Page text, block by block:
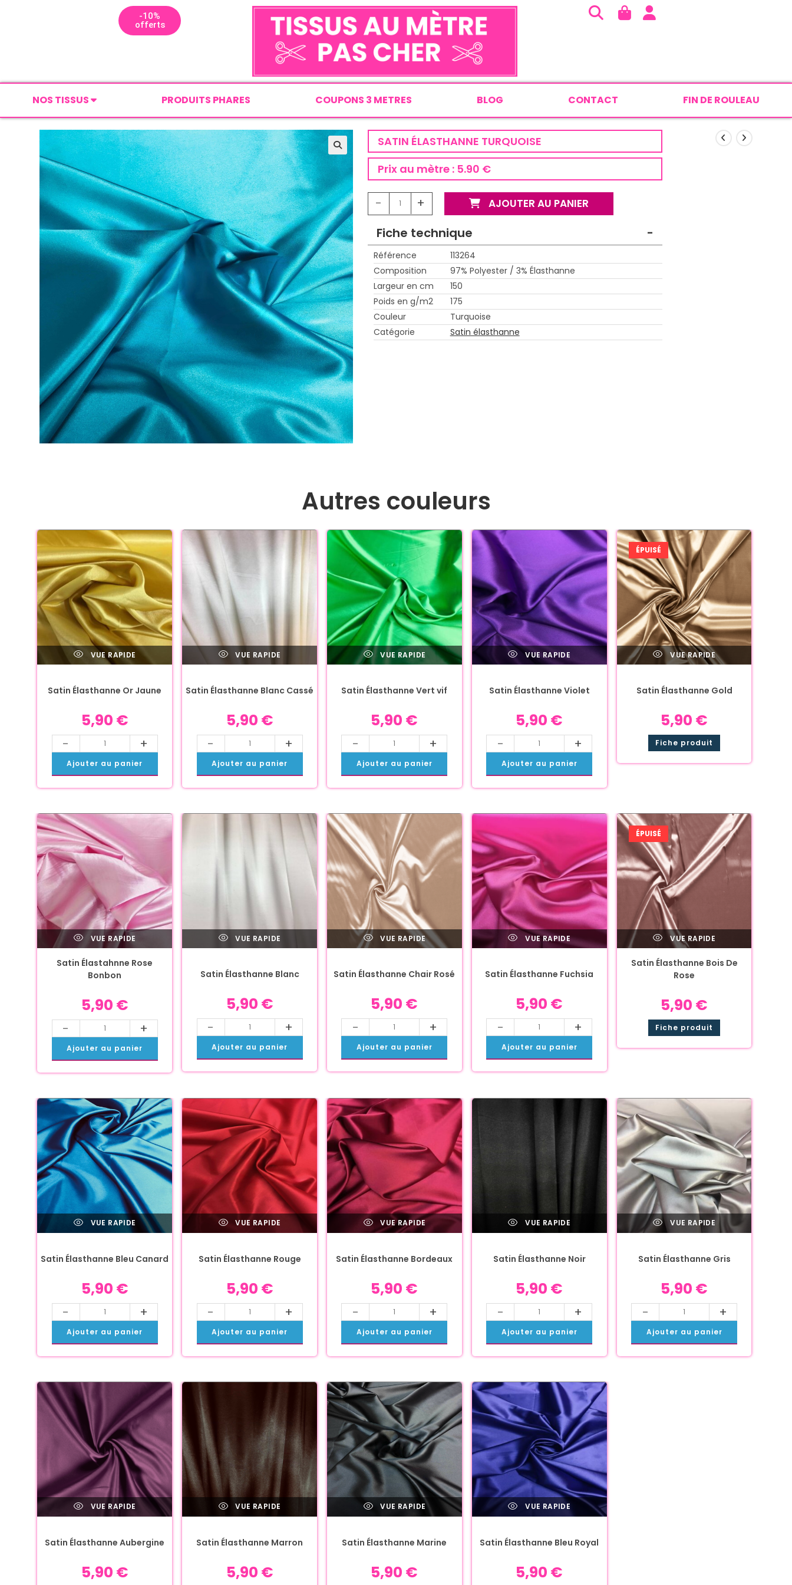
-10%
offerts
NOS TISSUS PRODUITS PHARES COUPONS 3 METRES BLOG CONTACT FIN DE ROULEAU
SATIN ÉLASTHANNE TURQUOISE
Prix au mètre : 5.90 €
- + AJOUTER AU PANIER
Fiche technique -
Référence
113264
Composition
97% Polyester / 3% Élasthanne
Largeur en cm
150
Poids en g/m2
175
Couleur
Turquoise
Catégorie
Satin élasthanne
Autres couleurs
VUE RAPIDE
Satin Élasthanne Or Jaune
5,90 €
- +
Ajouter au panier
VUE RAPIDE
Satin Élasthanne Blanc Cassé
5,90 €
- +
Ajouter au panier
VUE RAPIDE
Satin Élasthanne Vert vif
5,90 €
- +
Ajouter au panier
VUE RAPIDE
Satin Élasthanne Violet
5,90 €
- +
Ajouter au panier
ÉPUISÉ
VUE RAPIDE
Satin Élasthanne Gold
5,90 €
Fiche produit
VUE RAPIDE
Satin Élastahnne Rose
Bonbon
5,90 €
- +
Ajouter au panier
VUE RAPIDE
Satin Élasthanne Blanc
5,90 €
- +
Ajouter au panier
VUE RAPIDE
Satin Élasthanne Chair Rosé
5,90 €
- +
Ajouter au panier
VUE RAPIDE
Satin Élasthanne Fuchsia
5,90 €
- +
Ajouter au panier
ÉPUISÉ
VUE RAPIDE
Satin Élasthanne Bois De
Rose
5,90 €
Fiche produit
VUE RAPIDE
Satin Élasthanne Bleu Canard
5,90 €
- +
Ajouter au panier
VUE RAPIDE
Satin Élasthanne Rouge
5,90 €
- +
Ajouter au panier
VUE RAPIDE
Satin Élasthanne Bordeaux
5,90 €
- +
Ajouter au panier
VUE RAPIDE
Satin Élasthanne Noir
5,90 €
- +
Ajouter au panier
VUE RAPIDE
Satin Élasthanne Gris
5,90 €
- +
Ajouter au panier
VUE RAPIDE
Satin Élasthanne Aubergine
5,90 €
VUE RAPIDE
Satin Élasthanne Marron
5,90 €
VUE RAPIDE
Satin Élasthanne Marine
5,90 €
VUE RAPIDE
Satin Élasthanne Bleu Royal
5,90 €